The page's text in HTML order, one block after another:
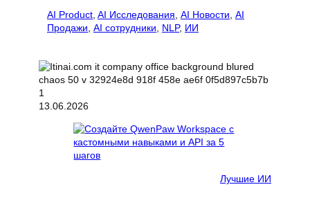
AI Product AI Исследования AI Новости AI
Продажи AI сотрудники NLP, ИИ
13.06.2026
Лучшие ИИ